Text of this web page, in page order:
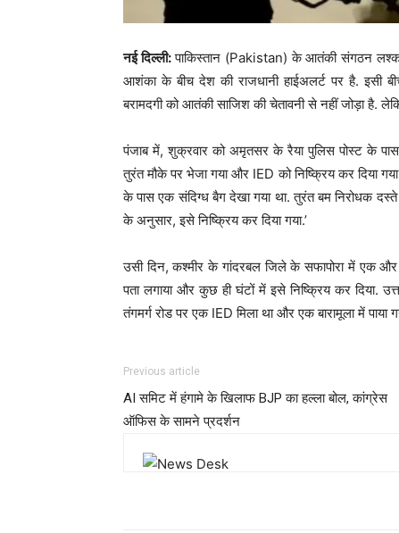
नई दिल्ली:पाकिस्तान (Pakistan) के आतंकी संगठन
आशंका के बीच देश की राजधानी हाईअलर्ट पर है. इसी
बरामदगी को आतंकी साजिश की चेतावनी से नहीं जोड़ा है.
पंजाब में, शुक्रवार को अमृतसर के रैया पुलिस पोस्ट के
तुरंत मौके पर भेजा गया और IED को निष्क्रिय कर दिया
के पास एक संदिग्ध बैग देखा गया था. तुरंत बम निरोधक
के अनुसार, इसे निष्क्रिय कर दिया गया.’
उसी दिन, कश्मीर के गांदरबल जिले के सफापोरा में एक
पता लगाया और कुछ ही घंटों में इसे निष्क्रिय कर दिया.
तंगमर्ग रोड पर एक IED मिला था और एक बारामूला में पाया
Previous article
AI समिट में हंगामे के खिलाफ BJP का हल्ला बोल, कांग्रेस
ऑफिस के सामने प्रदर्शन